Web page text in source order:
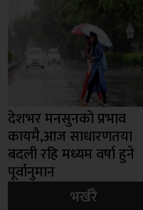
देशभर मनसुनको प्रभाव
कायमै,आज साधारणतया
बदली रहि मध्यम वर्षा हुने
पूर्वानुमान
भर्खरै